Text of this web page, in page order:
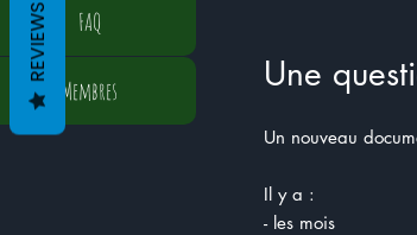
Une
Un nouveau
Il y a :
- les mois
FAQ
Membres
REVIEWS